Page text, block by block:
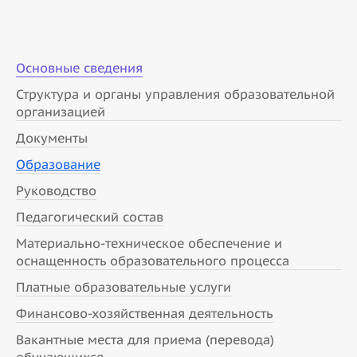
Основные сведения
Структура и органы управления образовательной
организацией
Документы
Образование
Руководство
Педагогический состав
Материально-техническое обеспечение и
оснащенность образовательного процесса
Платные образовательные услуги
Финансово-хозяйственная деятельность
Вакантные места для приема (перевода)